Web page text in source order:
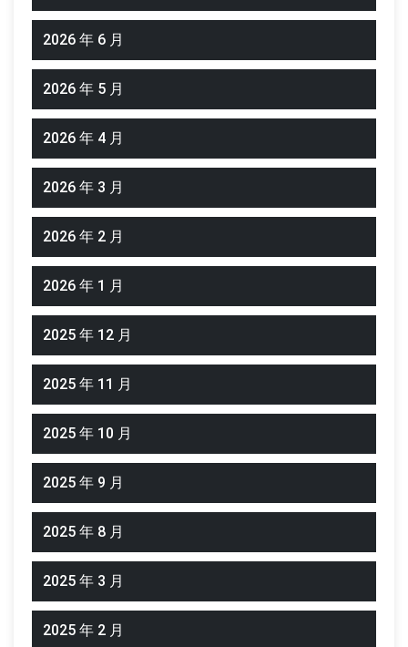
2026 年 6 月
2026 年 5 月
2026 年 4 月
2026 年 3 月
2026 年 2 月
2026 年 1 月
2025 年 12 月
2025 年 11 月
2025 年 10 月
2025 年 9 月
2025 年 8 月
2025 年 3 月
2025 年 2 月